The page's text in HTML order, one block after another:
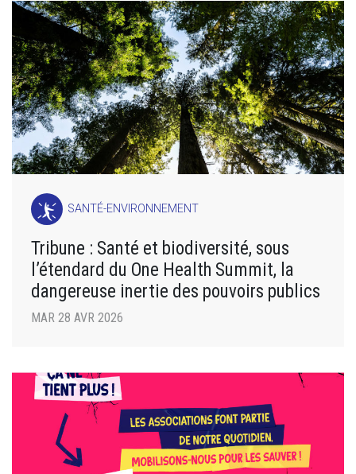
SANTÉ-ENVIRONNEMENT
Tribune : Santé et biodiversité, sous
l’étendard du One Health Summit, la
dangereuse inertie des pouvoirs publics
MAR 28 AVR 2026